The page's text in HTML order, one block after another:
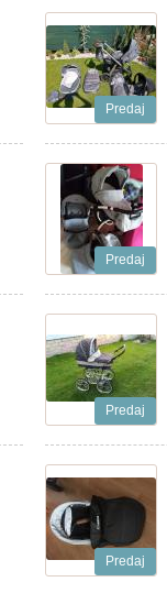
Predaj
Predaj
Predaj
Predaj